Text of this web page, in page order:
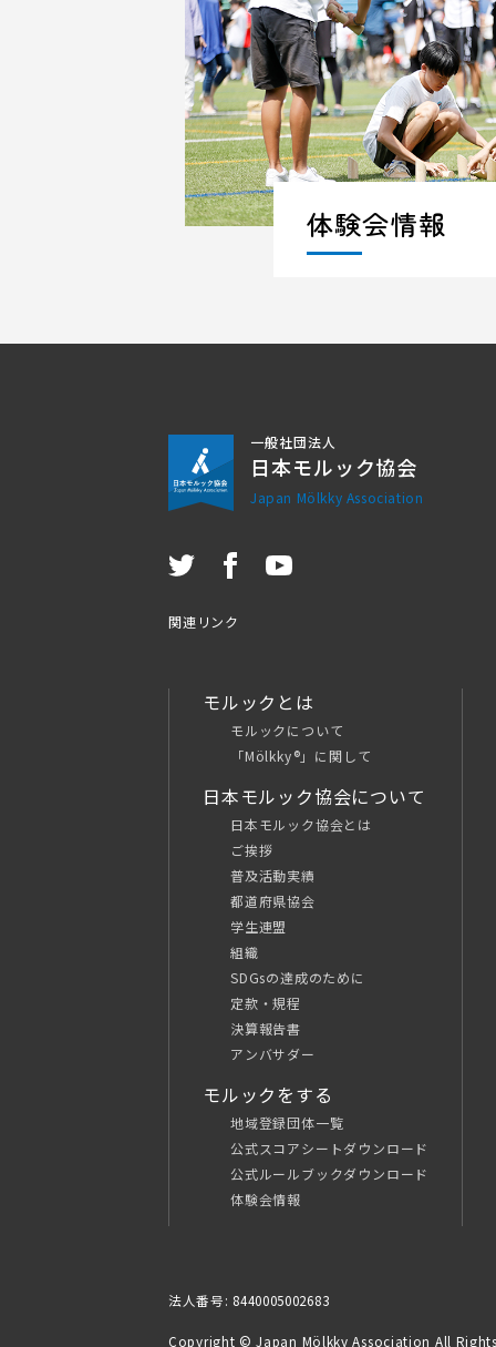
体験会情報
一般社団法人
日本モルック協会
Japan Mölkky Association
関連リンク
モルックとは
モルックについて
「Mölkky®」に関して
日本モルック協会について
日本モルック協会とは
ご挨拶
普及活動実績
都道府県協会
学生連盟
組織
SDGsの達成のために
定款・規程
決算報告書
アンバサダー
モルックをする
地域登録団体一覧
公式スコアシートダウンロード
公式ルールブックダウンロード
体験会情報
法人番号: 8440005002683
Copyright © Japan Mölkky Association All